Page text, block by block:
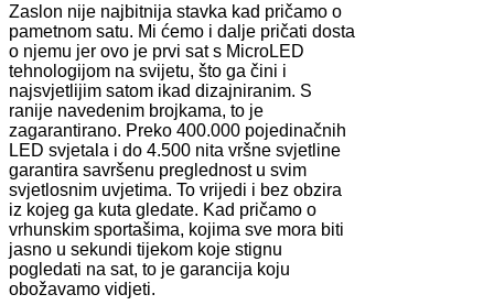
Zaslon nije najbitnija stavka kad pričamo o
pametnom satu. Mi ćemo i dalje pričati dosta
o njemu jer ovo je prvi sat s MicroLED
tehnologijom na svijetu, što ga čini i
najsvjetlijim satom ikad dizajniranim. S
ranije navedenim brojkama, to je
zagarantirano. Preko 400.000 pojedinačnih
LED svjetala i do 4.500 nita vršne svjetline
garantira savršenu preglednost u svim
svjetlosnim uvjetima. To vrijedi i bez obzira
iz kojeg ga kuta gledate. Kad pričamo o
vrhunskim sportašima, kojima sve mora biti
jasno u sekundi tijekom koje stignu
pogledati na sat, to je garancija koju
obožavamo vidjeti.